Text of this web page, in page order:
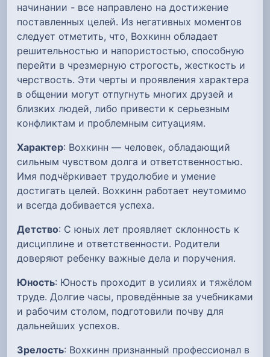
начинании - все направлено на достижение
поставленных целей. Из негативных моментов
следует отметить, что, Вохкинн обладает
решительностью и напористостью, способную
перейти в чрезмерную строгость, жесткость и
черствость. Эти черты и проявления характера
в общении могут отпугнуть многих друзей и
близких людей, либо привести к серьезным
конфликтам и проблемным ситуациям.
Характер: Вохкинн — человек, обладающий
сильным чувством долга и ответственностью.
Имя подчёркивает трудолюбие и умение
достигать целей. Вохкинн работает неутомимо
и всегда добивается успеха.
Детство: С юных лет проявляет склонность к
дисциплине и ответственности. Родители
доверяют ребенку важные дела и поручения.
Юность: Юность проходит в усилиях и тяжёлом
труде. Долгие часы, проведённые за учебниками
и рабочим столом, подготовили почву для
дальнейших успехов.
Зрелость: Вохкинн признанный профессионал в